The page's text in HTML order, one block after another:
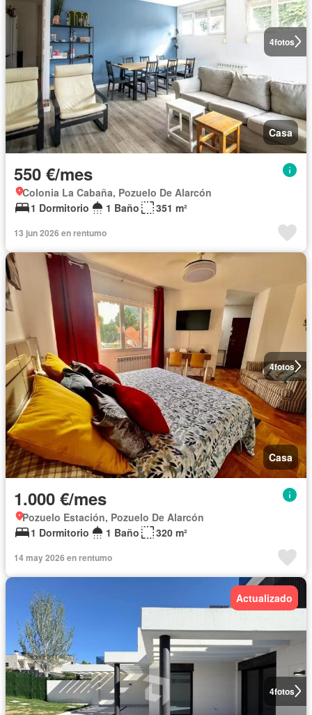
4fotos
Casa
550 €/mes
Colonia La Cabaña, Pozuelo De Alarcón
1 Dormitorio
1 Baño 351 m²
13 jun 2026 en rentumo
4fotos
Casa
1.000 €/mes
Pozuelo Estación, Pozuelo De Alarcón
1 Dormitorio
1 Baño 320 m²
14 may 2026 en rentumo
4fotos
Actualizado